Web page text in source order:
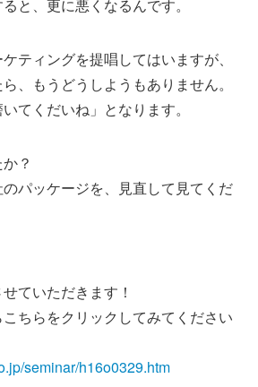
と、更に悪くなるんです。
ティングを提唱してはいますが、
、もうどうしようもありません。
てくだいね」となります。
？
パッケージを、見直して見てくだ
ていただきます！
ちらをクリックしてみてください
seminar/h16o0329.htm